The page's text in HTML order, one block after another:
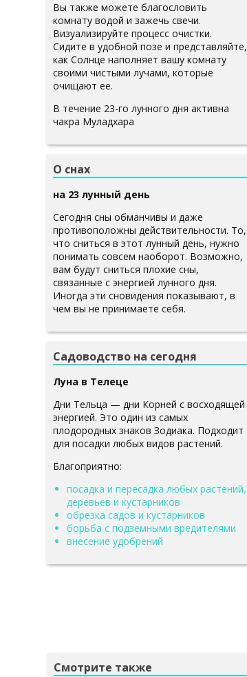
Вы также можете благословить
комнату водой и зажечь свечи.
Визуализируйте процесс очистки.
Сидите в удобной позе и представляйте,
как Солнце наполняет вашу комнату
своими чистыми лучами, которые
очищают ее.
В течение 23-го лунного дня активна
чакра Муладхара
О снах
на 23 лунный день
Сегодня сны обманчивы и даже
противоположны действительности. То,
что сниться в этот лунный день, нужно
понимать совсем наоборот. Возможно,
вам будут сниться плохие сны,
связанные с энергией лунного дня.
Иногда эти сновидения показывают, в
чем вы не принимаете себя.
Садоводство на сегодня
Луна в Телеце
Дни Тельца — дни Корней с восходящей
энергией. Это один из самых
плодородных знаков Зодиака. Подходит
для посадки любых видов растений.
Благоприятно:
посадка и пересадка любых растений,
деревьев и кустарников
обрезка садов и кустарников
борьба с подземными вредителями
внесение удобрений
Смотрите также